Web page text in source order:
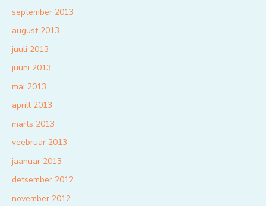
september 2013
august 2013
juuli 2013
juuni 2013
mai 2013
aprill 2013
märts 2013
veebruar 2013
jaanuar 2013
detsember 2012
november 2012